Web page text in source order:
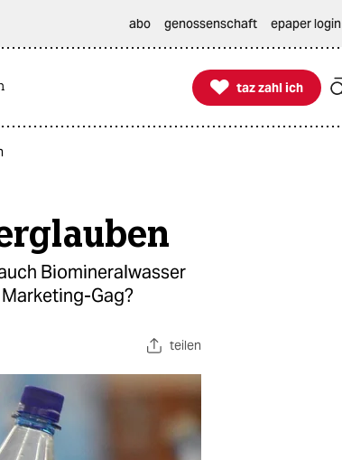
abo genossenschaft epaper login

taz zahl ich
taz zahl ich
Biomineralwasser
Gag?
teilen